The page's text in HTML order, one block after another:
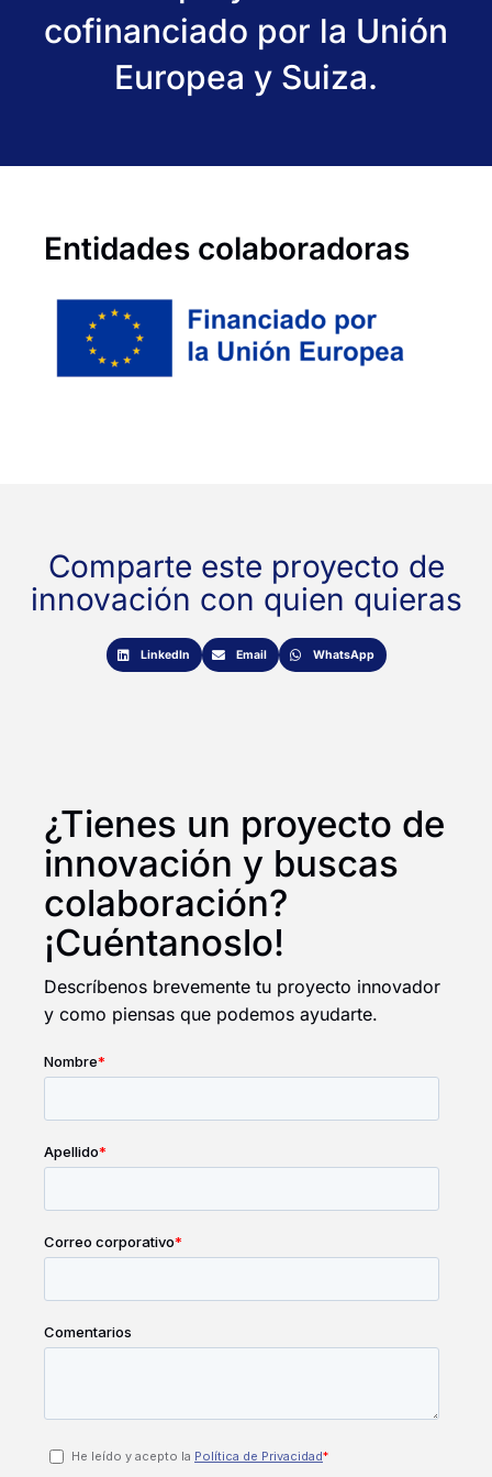
cofinanciado por la Unión
Europea y Suiza.
Entidades colaboradoras
Comparte este proyecto de
innovación con quien quieras
LinkedIn Email WhatsApp
¿Tienes un proyecto de
innovación y buscas
colaboración?
¡Cuéntanoslo!
Descríbenos brevemente tu proyecto innovador
y como piensas que podemos ayudarte.